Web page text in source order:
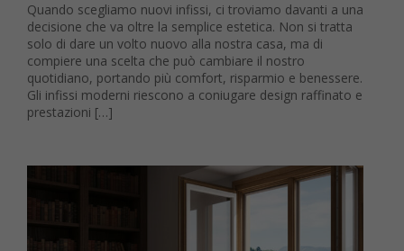
Quando scegliamo nuovi infissi, ci troviamo davanti a una
decisione che va oltre la semplice estetica. Non si tratta
solo di dare un volto nuovo alla nostra casa, ma di
compiere una scelta che può cambiare il nostro
quotidiano, portando più comfort, risparmio e benessere.
Gli infissi moderni riescono a coniugare design raffinato e
prestazioni […]